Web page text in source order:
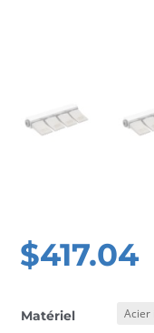
$417.04
Matériel